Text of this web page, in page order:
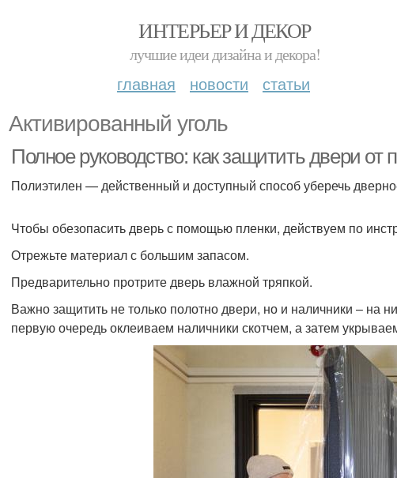
ИНТЕРЬЕР И ДЕКОР
лучшие идеи дизайна и декора!
главная новости статьи
Активированный уголь
Полное руководство: как защитить двери
Полиэтилен — действенный и доступный способ уберечь
Чтобы обезопасить дверь с помощью пленки, действуем по
Отрежьте материал с большим запасом.
Предварительно протрите дверь влажной тряпкой.
Важно защитить не только полотно двери, но и наличники – на
первую очередь оклеиваем наличники скотчем, а затем